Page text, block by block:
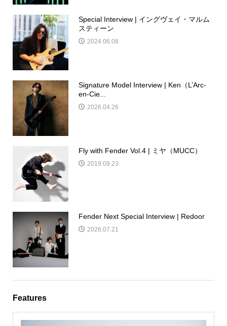
Special Interview | イングヴェイ・マルム
スティーン
2024.06.08
Signature Model Interview | Ken（L’Arc-
en-Cie...
2026.04.26
Fly with Fender Vol.4 | ミヤ（MUCC）
2019.09.23
Fender Next Special Interview | Redoor
2026.07.21
Features